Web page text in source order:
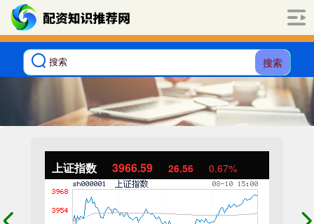
搜索
上证指数 3966.59 26.56 0.67%